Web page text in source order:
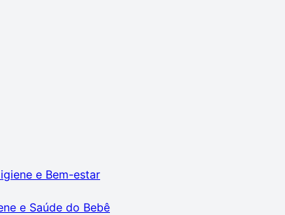
e Bem-estar
e Saúde do Bebê